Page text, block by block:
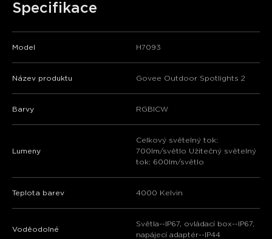
Specifikace
Model H7093
Název produktu Govee Outdoor Spotlights 2
Barvy RGBICW
Lumeny
Celkový světelný tok:
700lm/světlo Užitečný světelný
tok: 600lm/světlo
Teplota barev 4000 Kelvin
Voděodolné
Světla--IP67, ovládací box--IP67,
napájecí adaptér--IP44